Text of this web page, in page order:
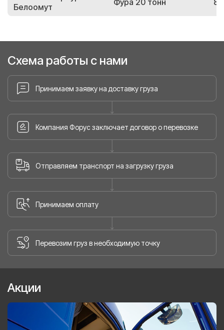
Белоомут
Фура 20 тонн
Схема работы с нами
Принимаем заявку на доставку груза
Компания Форус заключает договор о перевозке
Отправляем транспорт на загрузку груза
Принимаем оплату
Перевозим груз в необходимую точку
Акции